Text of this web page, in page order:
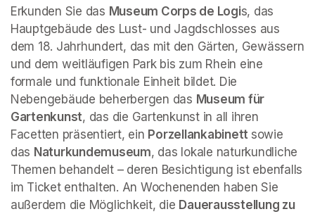
Erkunden Sie das Museum Corps de Logis, das
Hauptgebäude des Lust- und Jagdschlosses aus
dem 18. Jahrhundert, das mit den Gärten, Gewässern
und dem weitläufigen Park bis zum Rhein eine
formale und funktionale Einheit bildet. Die
Nebengebäude beherbergen das Museum für
Gartenkunst, das die Gartenkunst in all ihren
Facetten präsentiert, ein Porzellankabinett sowie
das Naturkundemuseum, das lokale naturkundliche
Themen behandelt – deren Besichtigung ist ebenfalls
im Ticket enthalten. An Wochenenden haben Sie
außerdem die Möglichkeit, die Dauerausstellung zu